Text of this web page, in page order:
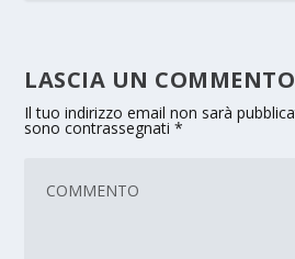
LASCIA UN COMMENTO
Il tuo indirizzo email non sarà
sono contrassegnati*